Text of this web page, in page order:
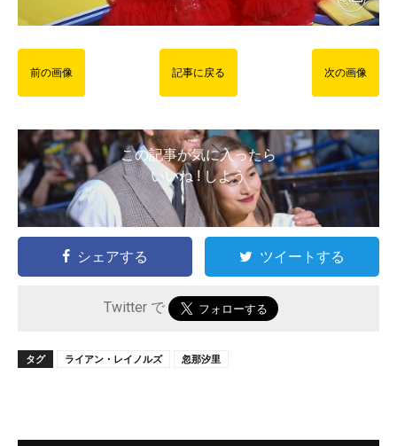
前の画像 記事に戻る 次の画像
この記事が気に入ったら
いいね ! しよう
シェアする ツイートする
Twitter で
タグ ライアン・レイノルズ 忽那汐里